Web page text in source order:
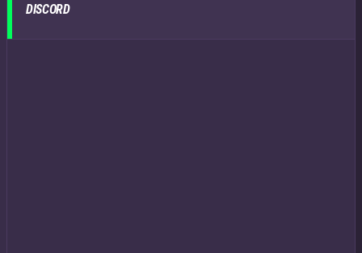
DISCORD